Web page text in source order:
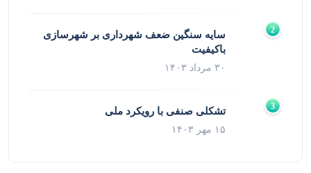
سایه سنگین ضعف شهرداری بر شهرسازی
باکیفیت
۳۰ مرداد ۱۴۰۳
تشکلی صنفی با رویکرد ملی
۱۵ مهر ۱۴۰۳